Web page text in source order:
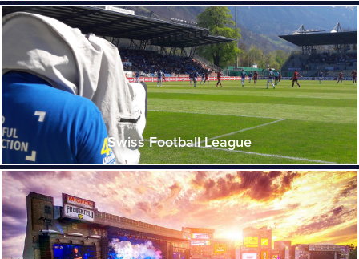
Swiss Football League